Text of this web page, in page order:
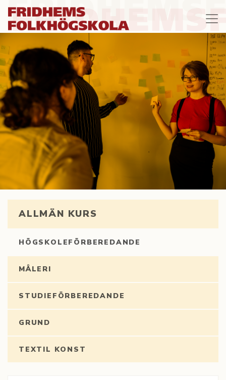
ALLMÄN KURS
HÖGSKOLEFÖRBEREDANDE
MÅLERI
STUDIEFÖRBEREDANDE
GRUND
TEXTIL KONST